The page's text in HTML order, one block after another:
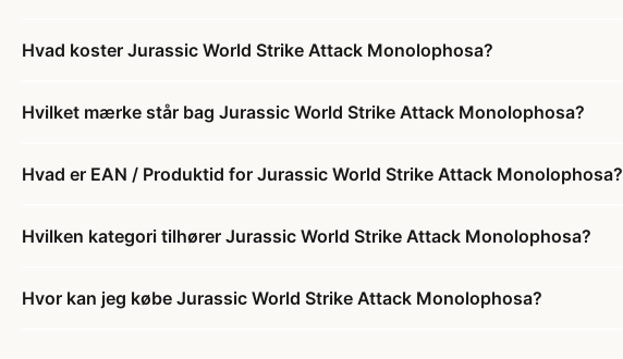
Hvad koster Jurassic World Strike Attack Monolophosa?
Hvilket mærke står bag Jurassic World Strike Attack Monolophosa?
Hvad er EAN / Produktid for Jurassic World Strike Attack Monolophosa?
Hvilken kategori tilhører Jurassic World Strike Attack Monolophosa?
Hvor kan jeg købe Jurassic World Strike Attack Monolophosa?